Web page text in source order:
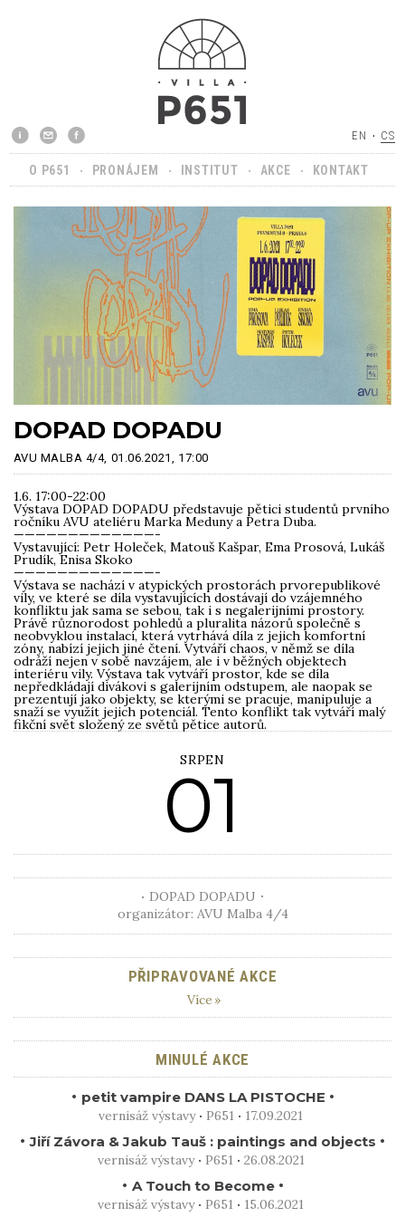
EN CS
O P651 PRONÁJEM INSTITUT AKCE KONTAKT
DOPAD DOPADU
AVU MALBA 4/4, 01.06.2021, 17:00
1.6. 17:00-22:00
Výstava DOPAD DOPADU představuje pětici studentů prvního
ročníku AVU ateliéru Marka Meduny a Petra Duba.
—————————————-
Vystavující: Petr Holeček, Matouš Kašpar, Ema Prosová, Lukáš
Prudík, Enisa Skoko
—————————————-
Výstava se nachází v atypických prostorách prvorepublikové
vily, ve které se díla vystavujících dostávají do vzájemného
konfliktu jak sama se sebou, tak i s negalerijními prostory.
Právě různorodost pohledů a pluralita názorů společně s
neobvyklou instalací, která vytrhává díla z jejich komfortní
zóny, nabízí jejich jiné čtení. Vytváří chaos, v němž se díla
odráží nejen v sobě navzájem, ale i v běžných objektech
interiéru vily. Výstava tak vytváří prostor, kde se díla
nepředkládají divákovi s galerijním odstupem, ale naopak se
prezentují jako objekty, se kterými se pracuje, manipuluje a
snaží se využít jejich potenciál. Tento konflikt tak vytváří malý
fikční svět složený ze světů pětice autorů.
SRPEN
01
DOPAD DOPADU
organizátor: AVU Malba 4/4
PŘIPRAVOVANÉ AKCE
Více
MINULÉ AKCE
petit vampire DANS LA PISTOCHE
vernisáž výstavy P651 17.09.2021
Jiří Závora & Jakub Tauš : paintings and objects
vernisáž výstavy P651 26.08.2021
A Touch to Become
vernisáž výstavy P651 15.06.2021